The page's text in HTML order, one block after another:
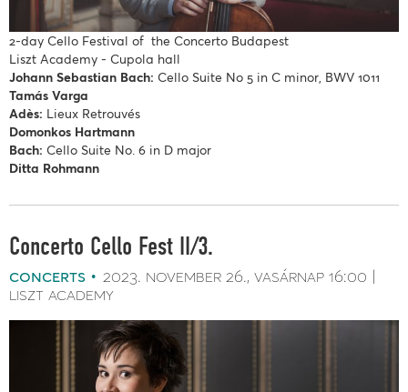
2-day Cello Festival of the Concerto Budapest
Liszt Academy - Cupola hall
Johann Sebastian Bach: Cello Suite No 5 in C minor, BWV 1011
Tamás Varga
Adès: Lieux Retrouvés
Domonkos Hartmann
Bach: Cello Suite No. 6 in D major
Ditta Rohmann
Concerto Cello Fest II/3.
concerts 2023. november 26. vasárnap 16:00
liszt academy